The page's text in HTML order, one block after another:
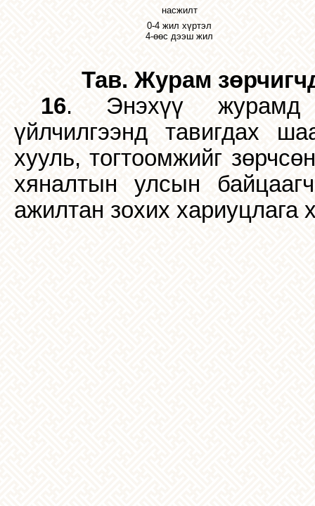
насжилт
0-4 жил хүртэл
4-өөс дээш жил
Тав. Журам
16. Энэхүү журамд
үйлчилгээнд тавигдах
хууль, тогтоомжийг
хяналтын улсын
ажилтан зохих хариуцлага